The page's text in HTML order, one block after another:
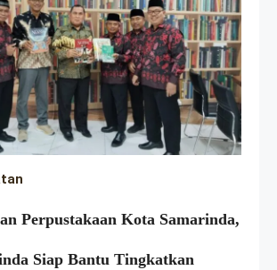
Perpustakaan Kota Samarinda,
Siap Bantu Tingkatkan